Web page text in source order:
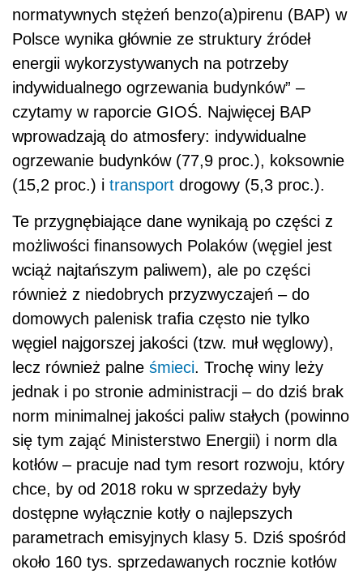
normatywnych stężeń benzo(a)pirenu (BAP) w
Polsce wynika głównie ze struktury źródeł
energii wykorzystywanych na potrzeby
indywidualnego ogrzewania budynków” –
czytamy w raporcie GIOŚ. Najwięcej BAP
wprowadzają do atmosfery: indywidualne
ogrzewanie budynków (77,9 proc.), koksownie
(15,2 proc.) i transport drogowy (5,3 proc.).
Te przygnębiające dane wynikają po części z
możliwości finansowych Polaków (węgiel jest
wciąż najtańszym paliwem), ale po części
również z niedobrych przyzwyczajeń – do
domowych palenisk trafia często nie tylko
węgiel najgorszej jakości (tzw. muł węglowy),
lecz również palne śmieci. Trochę winy leży
jednak i po stronie administracji – do dziś brak
norm minimalnej jakości paliw stałych (powinno
się tym zająć Ministerstwo Energii) i norm dla
kotłów – pracuje nad tym resort rozwoju, który
chce, by od 2018 roku w sprzedaży były
dostępne wyłącznie kotły o najlepszych
parametrach emisyjnych klasy 5. Dziś spośród
około 160 tys. sprzedawanych rocznie kotłów